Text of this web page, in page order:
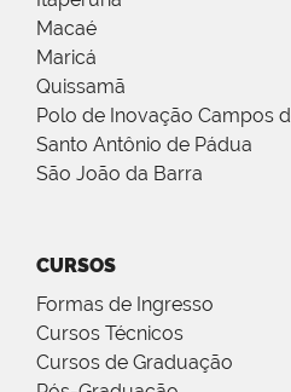
Macaé
Maricá
Quissamã
Polo de Inovação Campos
Santo Antônio de Pádua
São João da Barra
CURSOS
Formas de Ingresso
Cursos Técnicos
Cursos de Graduação